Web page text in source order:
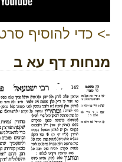
-> כדי להוסיף
מנחות דף עא ב